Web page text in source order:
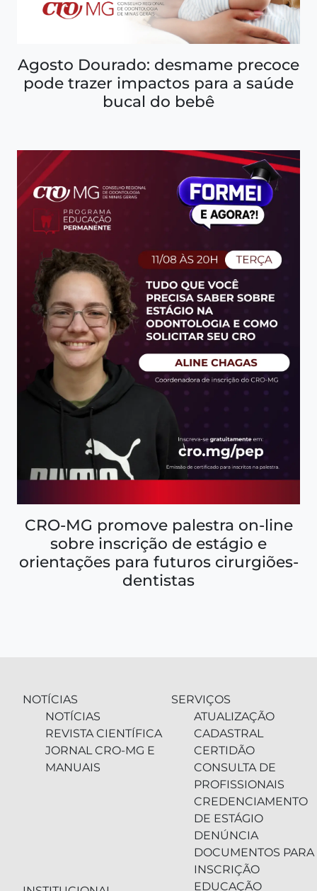
Agosto Dourado: desmame precoce
pode trazer impactos para a saúde
bucal do bebê
CRO-MG promove palestra on-line
sobre inscrição de estágio e
orientações para futuros cirurgiões-
dentistas
NOTÍCIAS
NOTÍCIAS
REVISTA CIENTÍFICA
JORNAL CRO-MG E
MANUAIS
SERVIÇOS
ATUALIZAÇÃO
CADASTRAL
CERTIDÃO
CONSULTA DE
PROFISSIONAIS
CREDENCIAMENTO
DE ESTÁGIO
DENÚNCIA
DOCUMENTOS PARA
INSCRIÇÃO
EDUCAÇÃO